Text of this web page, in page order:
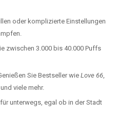
oder komplizierte Einstellungen
zwischen 3.000 bis 40.000 Puffs
Sie Bestseller wie Love 66,
und viele mehr.
unterwegs, egal ob in der Stadt